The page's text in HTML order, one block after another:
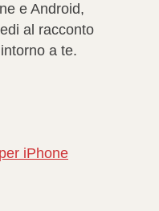
e Android,
al racconto
a te.
iPhone